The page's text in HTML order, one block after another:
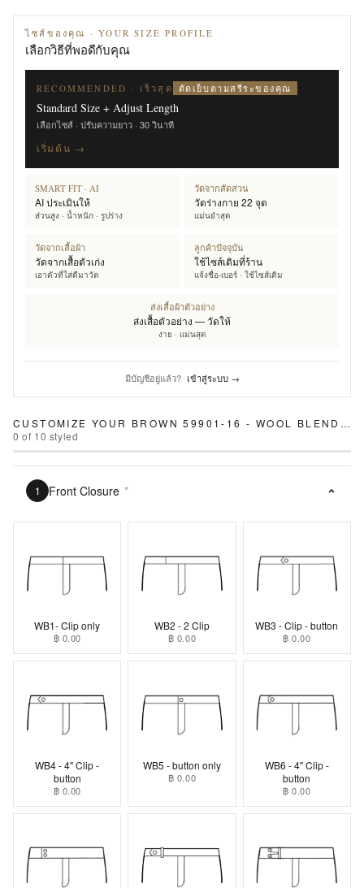
ไซส์ของคุณ · YOUR SIZE PROFILE
เลือกวิธีที่พอดีกับคุณ
RECOMMENDED · เร็วสุด ตัดเย็บตามสรีระของคุณ
Standard Size + Adjust Length
เลือกไซส์ · ปรับความยาว · 30 วินาที
เริ่มต้น →
SMART FIT · AI
AI ประเมินให้
ส่วนสูง · น้ำหนัก · รูปร่าง
วัดจากสัดส่วน
วัดร่างกาย 22 จุด
แม่นยำสุด
วัดจากเสื้อผ้า
วัดจากเสื้อตัวเก่ง
เอาตัวที่ใส่ดีมาวัด
ลูกค้าปัจจุบัน
ใช้ไซส์เดิมที่ร้าน
แจ้งชื่อ-เบอร์ · ใช้ไซส์เดิม
ส่งเสื้อผ้าตัวอย่าง
ส่งเสื้อตัวอย่าง — วัดให้
ง่าย · แม่นสุด
มีบัญชีอยู่แล้ว? เข้าสู่ระบบ →
CUSTOMIZE YOUR BROWN 59901-16 - WOOL BLEND PANTS
0 of 10 styled
1 Front Closure *
WB1- Clip only
฿ 0.00
WB2 - 2 Clip
฿ 0.00
WB3 - Clip - button
฿ 0.00
WB4 - 4" Clip -
button
฿ 0.00
WB5 - button only
฿ 0.00
WB6 - 4" Clip -
button
฿ 0.00